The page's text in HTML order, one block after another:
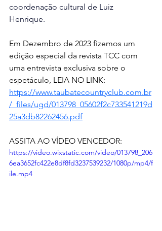
coordenação cultural de Luiz
Henrique.
Em Dezembro de 2023 fizemos um
edição especial da revista TCC com
uma entrevista exclusiva sobre o
espetáculo, LEIA NO LINK:
https://www.taubatecountryclub.com.br
/_files/ugd/013798_05602f2c733541219d
25a3db82262456.pdf
ASSITA AO VÍDEO VENCEDOR:
https://video.wixstatic.com/video/013798_206
6ea3652fc422e8df8fd3237539232/1080p/mp4/f
ile.mp4